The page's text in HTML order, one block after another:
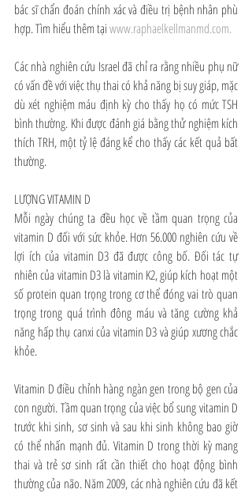
bác sĩ chẩn đoán chính xác và điều trị bệnh nhân phù
hợp. Tìm hiểu thêm tại www.raphaelkellmanmd.com.
Các nhà nghiên cứu Israel đã chỉ ra rằng nhiều phụ nữ
có vấn đề với việc thụ thai có khả năng bị suy giáp, mặc
dù xét nghiệm máu định kỳ cho thấy họ có mức TSH
bình thường. Khi được đánh giá bằng thử nghiệm kích
thích TRH, một tỷ lệ đáng kể cho thấy các kết quả bất
thường.
LƯỢNG VITAMIN D
Mỗi ngày chúng ta đều học về tầm quan trọng của
vitamin D đối với sức khỏe. Hơn 56.000 nghiên cứu về
lợi ích của vitamin D3 đã được công bố. Đối tác tự
nhiên của vitamin D3 là vitamin K2, giúp kích hoạt một
số protein quan trọng trong cơ thể đóng vai trò quan
trọng trong quá trình đông máu và tăng cường khả
năng hấp thụ canxi của vitamin D3 và giúp xương chắc
khỏe.
Vitamin D điều chỉnh hàng ngàn gen trong bộ gen của
con người. Tầm quan trọng của việc bổ sung vitamin D
trước khi sinh, sơ sinh và sau khi sinh không bao giờ
có thể nhấn mạnh đủ. Vitamin D trong thời kỳ mang
thai và trẻ sơ sinh rất cần thiết cho hoạt động bình
thường của não. Năm 2009, các nhà nghiên cứu đã kết